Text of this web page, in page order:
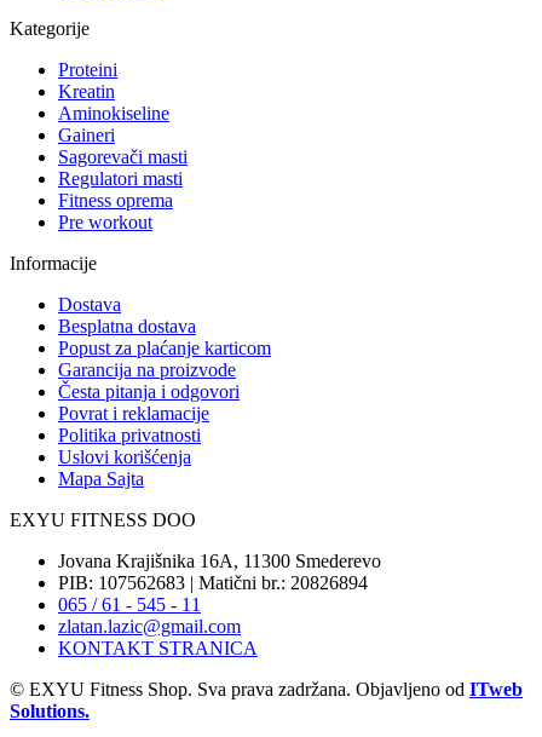
Kategorije
Proteini
Kreatin
Aminokiseline
Gaineri
Sagorevači masti
Regulatori masti
Fitness oprema
Pre workout
Informacije
Dostava
Besplatna dostava
Popust za plaćanje karticom
Garancija na proizvode
Česta pitanja i odgovori
Povrat i reklamacije
Politika privatnosti
Uslovi korišćenja
Mapa Sajta
EXYU FITNESS DOO
Jovana Krajišnika 16A, 11300 Smederevo
PIB: 107562683 | Matični br.: 20826894
065 / 61 - 545 - 11
zlatan.lazic@gmail.com
KONTAKT STRANICA
© EXYU Fitness Shop. Sva prava zadržana. Objavljeno od ITweb
Solutions.